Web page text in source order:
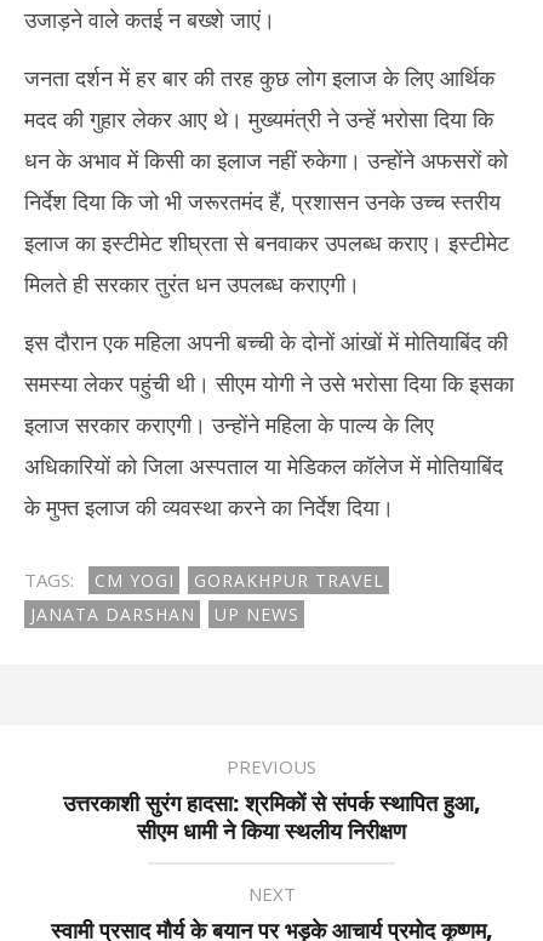
उजाड़ने वाले कतई न बख्शे जाएं।
जनता दर्शन में हर बार की तरह कुछ लोग इलाज के लिए आर्थिक
मदद की गुहार लेकर आए थे। मुख्यमंत्री ने उन्हें भरोसा दिया कि
धन के अभाव में किसी का इलाज नहीं रुकेगा। उन्होंने अफसरों को
निर्देश दिया कि जो भी जरूरतमंद हैं, प्रशासन उनके उच्च स्तरीय
इलाज का इस्टीमेट शीघ्रता से बनवाकर उपलब्ध कराए। इस्टीमेट
मिलते ही सरकार तुरंत धन उपलब्ध कराएगी।
इस दौरान एक महिला अपनी बच्ची के दोनों आंखों में मोतियाबिंद की
समस्या लेकर पहुंची थी। सीएम योगी ने उसे भरोसा दिया कि इसका
इलाज सरकार कराएगी। उन्होंने महिला के पाल्य के लिए
अधिकारियों को जिला अस्पताल या मेडिकल कॉलेज में मोतियाबिंद
के मुफ्त इलाज की व्यवस्था करने का निर्देश दिया।
TAGS: CM YOGI
GORAKHPUR TRAVEL
JANATA DARSHAN
UP NEWS
PREVIOUS
उत्तरकाशी सुरंग हादसा: श्रमिकों से संपर्क स्थापित हुआ,
सीएम धामी ने किया स्थलीय निरीक्षण
NEXT
स्वामी प्रसाद मौर्य के बयान पर भड़के आचार्य प्रमोद कृष्णम,